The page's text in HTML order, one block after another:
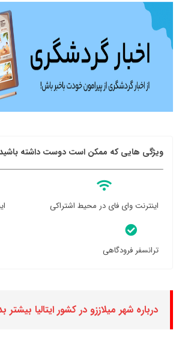
ویژگی هایی که ممکن است دوست داشته
اینترنت وای فای در محیط اشتراکی
ترانسفر فرودگاهی
درباره شهر میلاززو در کشور ایتالیا بیشتر